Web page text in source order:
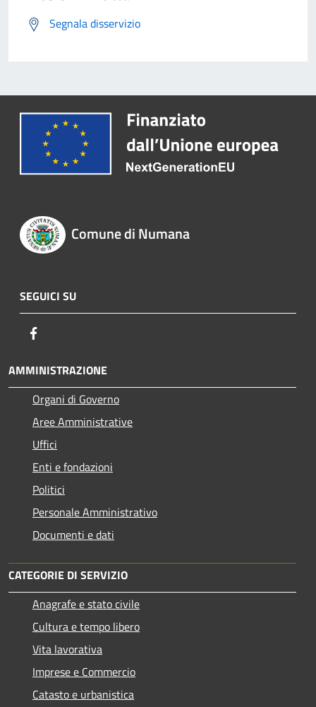
Segnala disservizio
Comune di Numana
SEGUICI SU
AMMINISTRAZIONE
Organi di Governo
Aree Amministrative
Uffici
Enti e fondazioni
Politici
Personale Amministrativo
Documenti e dati
CATEGORIE DI SERVIZIO
Anagrafe e stato civile
Cultura e tempo libero
Vita lavorativa
Imprese e Commercio
Catasto e urbanistica